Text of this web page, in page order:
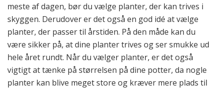
meste af dagen, bør du vælge planter, der kan trives i
skyggen. Derudover er det også en god idé at vælge
planter, der passer til årstiden. På den måde kan du
være sikker på, at dine planter trives og ser smukke ud
hele året rundt. Når du vælger planter, er det også
vigtigt at tænke på størrelsen på dine potter, da nogle
planter kan blive meget store og kræver mere plads til